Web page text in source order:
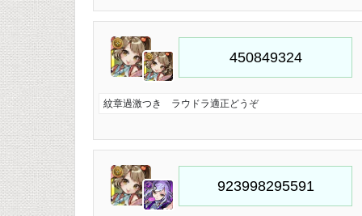
紋章過激つき ラウドラ適正どうぞ